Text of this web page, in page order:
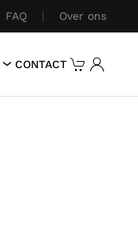
FAQ Over ons
CONTACT